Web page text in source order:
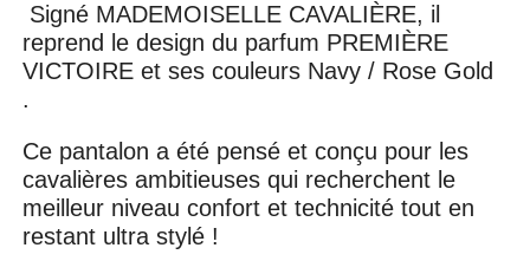
Signé MADEMOISELLE CAVALIÈRE, il
reprend le design du parfum PREMIÈRE
VICTOIRE et ses couleurs Navy / Rose Gold
.
Ce pantalon a été pensé et conçu pour les
cavalières ambitieuses qui recherchent le
meilleur niveau confort et technicité tout en
restant ultra stylé !